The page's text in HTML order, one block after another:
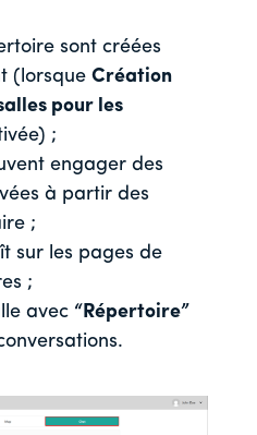
sont créées
(lorsque Création
pour les
;
engager des
à partir des
;
sur les pages de
;
avec “Répertoire”